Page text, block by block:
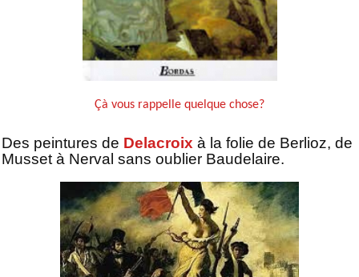
Çà vous rappelle quelque chose?
Des peintures de Delacroix à la folie de Berlioz, de
Musset à Nerval sans oublier Baudelaire.